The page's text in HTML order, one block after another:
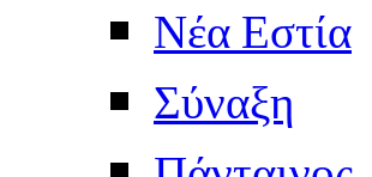
Νέα Εστία
Σύναξη